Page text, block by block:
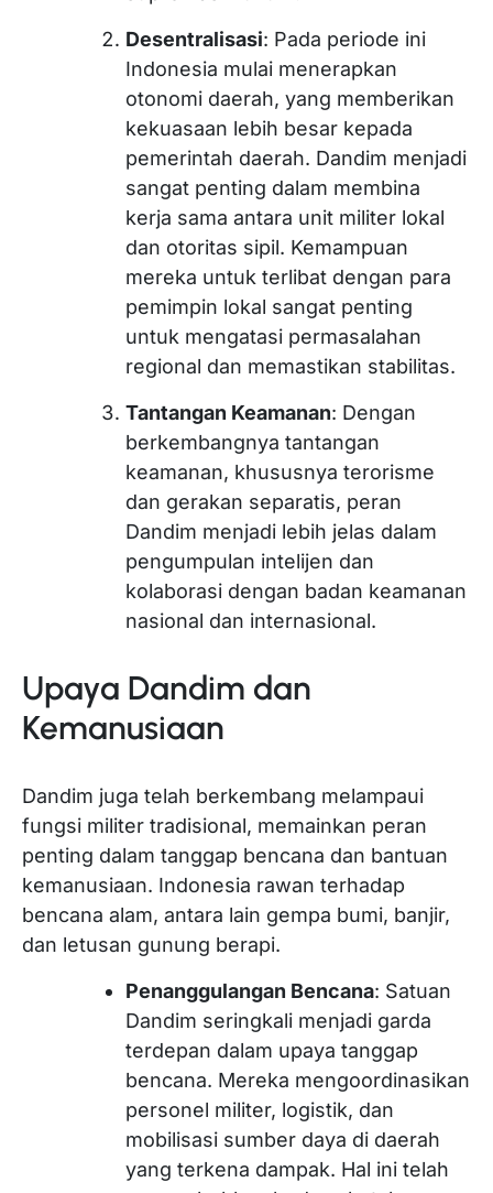
Desentralisasi: Pada periode ini
Indonesia mulai menerapkan
otonomi daerah, yang memberikan
kekuasaan lebih besar kepada
pemerintah daerah. Dandim menjadi
sangat penting dalam membina
kerja sama antara unit militer lokal
dan otoritas sipil. Kemampuan
mereka untuk terlibat dengan para
pemimpin lokal sangat penting
untuk mengatasi permasalahan
regional dan memastikan stabilitas.
Tantangan Keamanan: Dengan
berkembangnya tantangan
keamanan, khususnya terorisme
dan gerakan separatis, peran
Dandim menjadi lebih jelas dalam
pengumpulan intelijen dan
kolaborasi dengan badan keamanan
nasional dan internasional.
Upaya Dandim dan
Kemanusiaan
Dandim juga telah berkembang melampaui
fungsi militer tradisional, memainkan peran
penting dalam tanggap bencana dan bantuan
kemanusiaan. Indonesia rawan terhadap
bencana alam, antara lain gempa bumi, banjir,
dan letusan gunung berapi.
Penanggulangan Bencana: Satuan
Dandim seringkali menjadi garda
terdepan dalam upaya tanggap
bencana. Mereka mengoordinasikan
personel militer, logistik, dan
mobilisasi sumber daya di daerah
yang terkena dampak. Hal ini telah